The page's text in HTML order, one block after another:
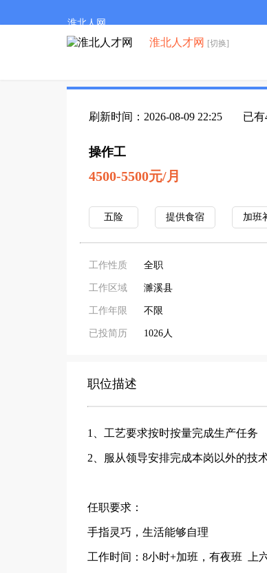
淮北人网
淮北人才网 [切换]
刷新时间：2026-08-09 22:25 已有
操作工
4500-5500元/月
五险 提供食宿 加班
工作性质 全职
工作区域 濉溪县
工作年限 不限
已投简历 1026人
职位描述
1、工艺要求按时按量完成生产任务
2、服从领导安排完成本岗以外的技
任职要求：
手指灵巧，生活能够自理
工作时间：8小时+加班，有夜班 上